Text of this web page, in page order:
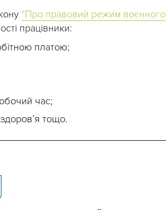
“Про правовий режим воєнного
працівники:
платою;
час;
тощо.